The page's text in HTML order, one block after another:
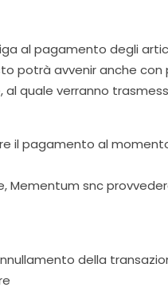
al pagamento degli
potrà avvenir anche
verranno
il pagamento al
snc
della